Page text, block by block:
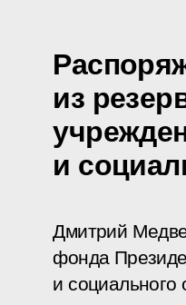
из
и
Дмитрий
фонда
и социального